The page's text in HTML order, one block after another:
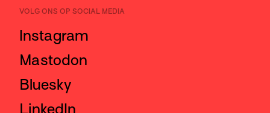
VOLG ONS OP SOCIAL MEDIA
Instagram
Mastodon
Bluesky
LinkedIn